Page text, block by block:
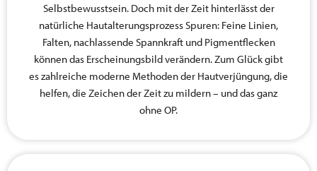
Selbstbewusstsein. Doch mit der Zeit hinterlässt der
natürliche Hautalterungsprozess Spuren: Feine Linien,
Falten, nachlassende Spannkraft und Pigmentflecken
können das Erscheinungsbild verändern. Zum Glück gibt
es zahlreiche moderne Methoden der Hautverjüngung, die
helfen, die Zeichen der Zeit zu mildern – und das ganz
ohne OP.